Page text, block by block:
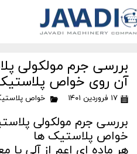
بررسی جرم مولکولی
آن روی خواص
۱۷ فروردین ۱۴۰۱ خواص
بررسی جرم مولکولی
خواص پلاستیک ها
هر ماده ای اعم از آلی یا